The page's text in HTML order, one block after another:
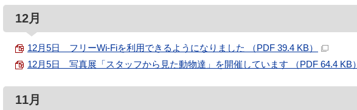
12月
12月5日 フリーWi-Fiを利用できるようになりました （PDF 39.4 KB）
12月5日 写真展「スタッフから見た動物達」を開催しています （PDF 64.4 KB）
11月